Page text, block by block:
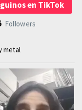
en TikTok
Followers
metal